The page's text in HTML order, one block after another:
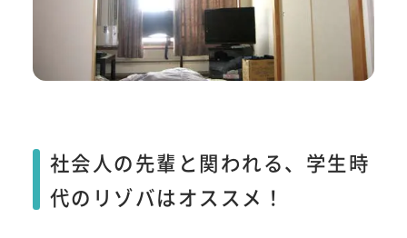
社会人の先輩と関われる、学生時
代のリゾバはオススメ！